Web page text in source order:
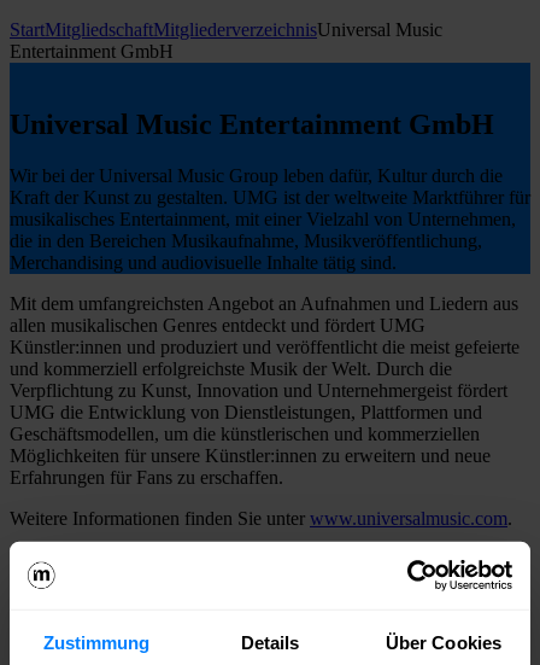
Zustimmung Details Über Cookies
StartMitgliedschaftMitgliederverzeichnisUniversal Music
Entertainment GmbH
Universal Music Entertainment GmbH
Wir bei der Universal Music Group leben dafür, Kultur durch die
Kraft der Kunst zu gestalten. UMG ist der weltweite Marktführer für
musikalisches Entertainment, mit einer Vielzahl von Unternehmen,
die in den Bereichen Musikaufnahme, Musikveröffentlichung,
Merchandising und audiovisuelle Inhalte tätig sind.
Mit dem umfangreichsten Angebot an Aufnahmen und Liedern aus
allen musikalischen Genres entdeckt und fördert UMG
Künstler:innen und produziert und veröffentlicht die meist gefeierte
und kommerziell erfolgreichste Musik der Welt. Durch die
Verpflichtung zu Kunst, Innovation und Unternehmergeist fördert
UMG die Entwicklung von Dienstleistungen, Plattformen und
Geschäftsmodellen, um die künstlerischen und kommerziellen
Möglichkeiten für unsere Künstler:innen zu erweitern und neue
Erfahrungen für Fans zu erschaffen.
Weitere Informationen finden Sie unter www.universalmusic.com.
[teaser_slider slugs=“universal-music-steuert-mit-zuwaechsen-auf-
boersenkurs, universal-gewinnt-taylor-swift, universal-music-und-
universal-steigt-in-virtuelle-welten-ein“ title=“Aus dem Newsletter“]